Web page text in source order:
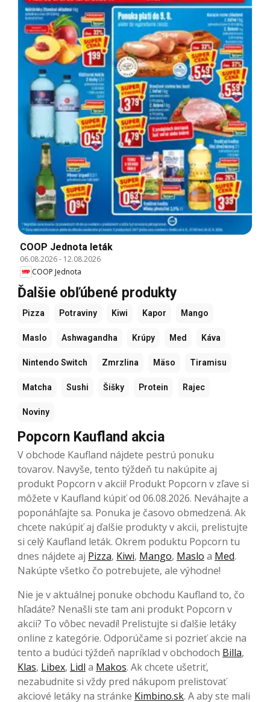
COOP Jednota leták
06.08.2026- 12.08.2026
COOP Jednota
Ďalšie obľúbené produkty
Pizza Potraviny Kiwi Kapor Mango
Maslo Ashwagandha Krúpy Med Káva
Nintendo Switch Zmrzlina Mäso Tiramisu
Matcha Sushi Šišky Protein Rajec
Noviny
Popcorn Kaufland akcia
V obchode Kaufland nájdete pestrú ponuku
tovarov. Navyše, tento týždeň tu nakúpite aj
produkt Popcorn v akcii! Produkt Popcorn v zľave si
môžete v Kaufland kúpiť od 06.08.2026. Neváhajte a
poponáhľajte sa. Ponuka je časovo obmedzená. Ak
chcete nakúpiť aj ďalšie produkty v akcii, prelistujte
si celý Kaufland leták. Okrem poduktu Popcorn tu
dnes nájdete aj Pizza, Kiwi, Mango, Maslo a Med.
Nakúpte všetko čo potrebujete, ale výhodne!
Nie je v aktuálnej ponuke obchodu Kaufland to, čo
hľadáte? Nenašli ste tam ani produkt Popcorn v
akcii? To vôbec nevadí! Prelistujte si ďalšie letáky
online z kategórie. Odporúčame si pozrieť akcie na
tento a budúci týždeň napríklad v obchodoch Billa,
Klas, Libex, Lidl a Makos. Ak chcete ušetriť,
nezabudnite si vždy pred nákupom prelistovať
akciové letáky na stránke Kimbino.sk. A aby ste mali